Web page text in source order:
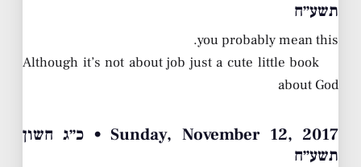
תשע״ח
you probably mean this.
Although it’s not about job just a cute little book
about God
Sunday, November 12, 2017 • כ״ג חשון
תשע״ח